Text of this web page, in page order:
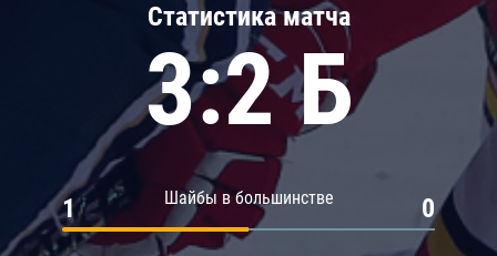
Статистика матча
3:2 Б
Шайбы в большинстве
1 0